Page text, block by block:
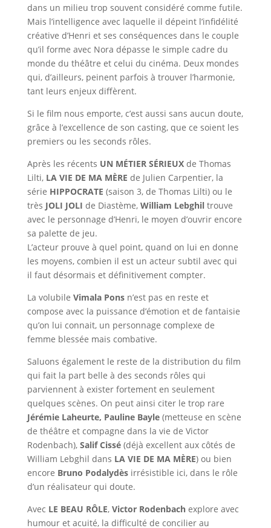
dans un milieu trop souvent considéré comme futile.
Mais l’intelligence avec laquelle il dépeint l’infidélité
créative d’Henri et ses conséquences dans le couple
qu’il forme avec Nora dépasse le simple cadre du
monde du théâtre et celui du cinéma. Deux mondes
qui, d’ailleurs, peinent parfois à trouver l’harmonie,
tant leurs enjeux diffèrent.
Si le film nous emporte, c’est aussi sans aucun doute,
grâce à l’excellence de son casting, que ce soient les
premiers ou les seconds rôles.
Après les récents UN MÉTIER SÉRIEUXde Thomas
Lilti, LA VIE DE MA MÈRE de Julien Carpentier, la
série HIPPOCRATE (saison 3, de Thomas Lilti) ou le
très JOLI JOLI de Diastème, William Lebghiltrouve
avec le personnage d’Henri, le moyen d’ouvrir encore
sa palette de jeu.
L’acteur prouve à quel point, quand on lui en donne
les moyens, combien il est un acteur subtil avec qui
il faut désormais et définitivement compter.
La volubile Vimala Ponsn’est pas en reste et
compose avec la puissance d’émotion et de fantaisie
qu’on lui connait, un personnage complexe de
femme blessée mais combative.
Saluons également le reste de la distribution du film
qui fait la part belle à des seconds rôles qui
parviennent à exister fortement en seulement
quelques scènes. On peut ainsi citer le trop rare
Jérémie Laheurte, Pauline Bayle(metteuse en scène
de théâtre et compagne dans la vie de Victor
Rodenbach),Salif Cissé(déjà excellent aux côtés de
William Lebghil dans LA VIE DE MA MÈRE) ou bien
encore Bruno Podalydèsirrésistible ici, dans le rôle
d’un réalisateur qui doute.
Avec LE BEAU RÔLE, Victor Rodenbach explore avec
humour et acuité, la difficulté de concilier au